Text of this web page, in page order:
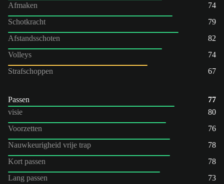
Afmaken
74
Schotkracht
79
Afstandsschoten
82
Volleys
74
Strafschoppen
67
Passen
77
visie
80
Voorzetten
76
Nauwkeurigheid vrije trap
78
Kort passen
78
Lang passen
73